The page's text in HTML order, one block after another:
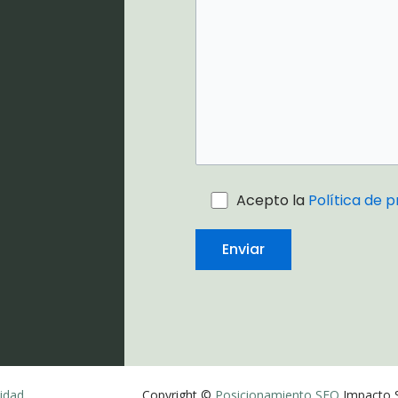
Acepto la Política de